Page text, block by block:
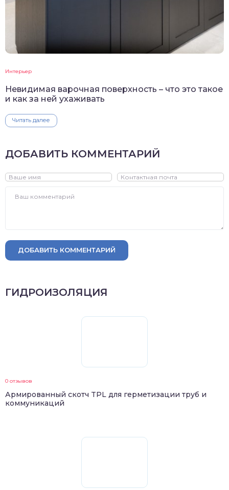
Интерьер
Невидимая варочная поверхность – что это такое
и как за ней ухаживать
Читать далее
ДОБАВИТЬ КОММЕНТАРИЙ
ДОБАВИТЬ КОММЕНТАРИЙ
ГИДРОИЗОЛЯЦИЯ
0 отзывов
Армированный скотч TPL для герметизации труб и
коммуникаций